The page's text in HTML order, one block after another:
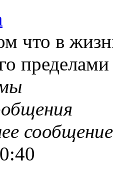
что в
сообщение